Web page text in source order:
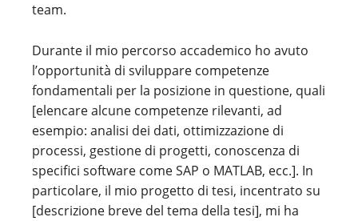
team.
Durante il mio percorso accademico ho avuto
l’opportunità di sviluppare competenze
fondamentali per la posizione in questione, quali
[elencare alcune competenze rilevanti, ad
esempio: analisi dei dati, ottimizzazione di
processi, gestione di progetti, conoscenza di
specifici software come SAP o MATLAB, ecc.]. In
particolare, il mio progetto di tesi, incentrato su
[descrizione breve del tema della tesi], mi ha